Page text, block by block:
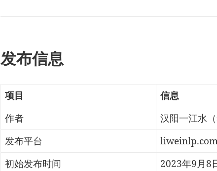
发布信息
项目
信息
作者
汉阳一江水（
发布平台
liweinlp.com
初始发布时间
2023年9月8